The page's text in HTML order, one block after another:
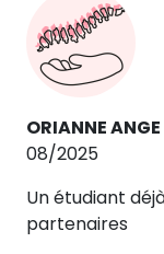
ORIANNE ANGE
08/2025
Un étudiant
partenaires